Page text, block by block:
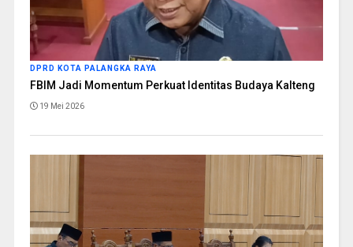
DPRD KOTA PALANGKA RAYA
FBIM Jadi Momentum Perkuat Identitas Budaya Kalteng
19 Mei 2026